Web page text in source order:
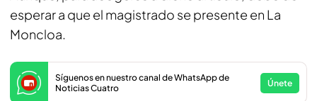
esperar a que el magistrado se presente en La
Moncloa.
Síguenos en nuestro canal de WhatsApp de
Noticias Cuatro
Únete